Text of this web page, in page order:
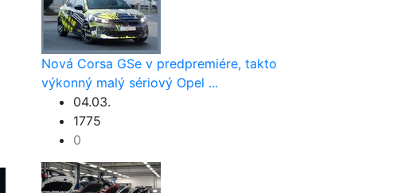
Nová Corsa GSe v predpremiére, takto
výkonný malý sériový Opel ...
04.03.
1775
0